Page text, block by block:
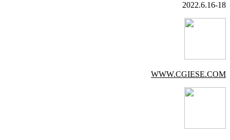
2022.6.16-18
WWW.CGIESE.COM